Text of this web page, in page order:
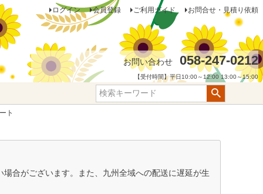
ログイン 会員登録 ご利用ガイド お問合せ・見積り依頼
お問い合わせ 058-247-0212
【受付時間】平日10:00～12:00 13:00～15:00
ト
合がございます。また、九州全域への配送に遅延が生